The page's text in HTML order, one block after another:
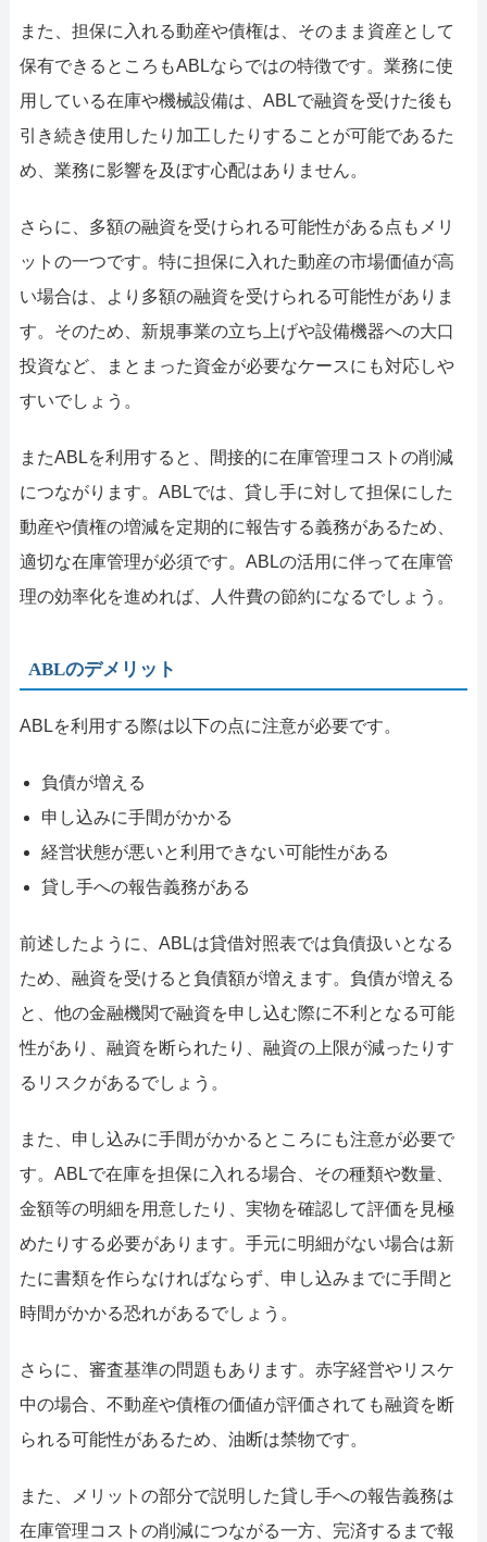
また、担保に入れる動産や債権は、そのまま資産として
保有できるところもABLならではの特徴です。業務に使
用している在庫や機械設備は、ABLで融資を受けた後も
引き続き使用したり加工したりすることが可能であるた
め、業務に影響を及ぼす心配はありません。
さらに、多額の融資を受けられる可能性がある点もメリ
ットの一つです。特に担保に入れた動産の市場価値が高
い場合は、より多額の融資を受けられる可能性がありま
す。そのため、新規事業の立ち上げや設備機器への大口
投資など、まとまった資金が必要なケースにも対応しや
すいでしょう。
またABLを利用すると、間接的に在庫管理コストの削減
につながります。ABLでは、貸し手に対して担保にした
動産や債権の増減を定期的に報告する義務があるため、
適切な在庫管理が必須です。ABLの活用に伴って在庫管
理の効率化を進めれば、人件費の節約になるでしょう。
ABLのデメリット
ABLを利用する際は以下の点に注意が必要です。
負債が増える
申し込みに手間がかかる
経営状態が悪いと利用できない可能性がある
貸し手への報告義務がある
前述したように、ABLは貸借対照表では負債扱いとなる
ため、融資を受けると負債額が増えます。負債が増える
と、他の金融機関で融資を申し込む際に不利となる可能
性があり、融資を断られたり、融資の上限が減ったりす
るリスクがあるでしょう。
また、申し込みに手間がかかるところにも注意が必要で
す。ABLで在庫を担保に入れる場合、その種類や数量、
金額等の明細を用意したり、実物を確認して評価を見極
めたりする必要があります。手元に明細がない場合は新
たに書類を作らなければならず、申し込みまでに手間と
時間がかかる恐れがあるでしょう。
さらに、審査基準の問題もあります。赤字経営やリスケ
中の場合、不動産や債権の価値が評価されても融資を断
られる可能性があるため、油断は禁物です。
また、メリットの部分で説明した貸し手への報告義務は
在庫管理コストの削減につながる一方、完済するまで報